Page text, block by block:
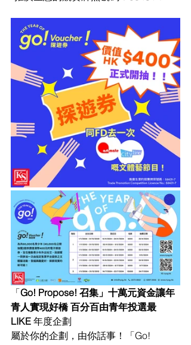
「Go! Propose! 召集」十萬元資金讓年
青人實現好橋 百分百由青年投選最
LIKE 年度企劃
屬於你的企劃，由你話事！「Go!